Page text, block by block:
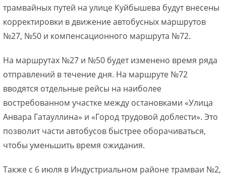
трамвайных путей на улице Куйбышева будут внесены
корректировки в движение автобусных маршрутов
№27, №50 и компенсационного маршрута №72.
На маршрутах №27 и №50 будет изменено время ряда
отправлений в течение дня. На маршруте №72
вводятся отдельные рейсы на наиболее
востребованном участке между остановками «Улица
Анвара Гатауллина» и «Город трудовой доблести». Это
позволит части автобусов быстрее оборачиваться,
чтобы уменьшить время ожидания.
Также с 6 июля в Индустриальном районе трамваи №2,